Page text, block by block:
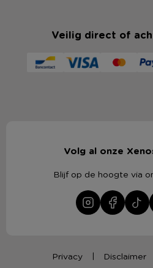
Veilig direct of
Volg al onze
Blijf op de hoogte via
Privacy Disclaimer